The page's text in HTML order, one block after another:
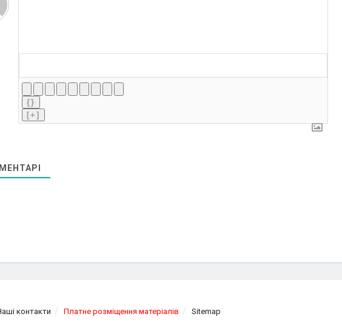
{}
[+]
контакти Платне розміщення матеріалів Sitemap